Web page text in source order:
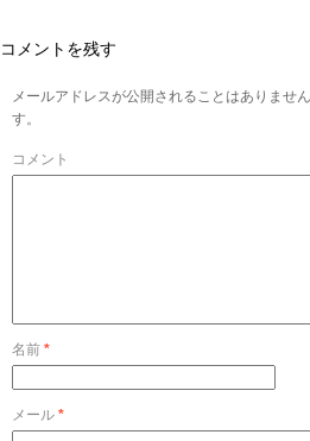
コメントを残す
メールアドレスが公開されることはありませ
す。
コメント
名前 *
メール *